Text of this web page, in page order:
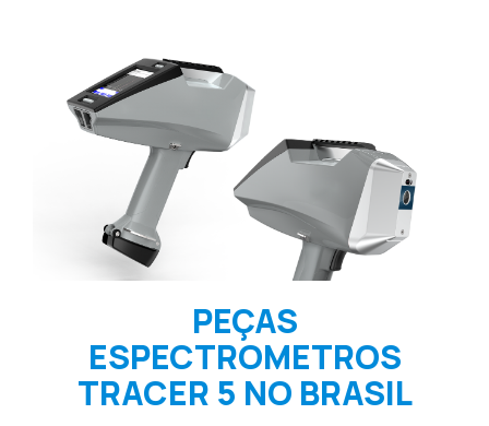
PEÇAS
ESPECTROMETROS
TRACER 5 NO BRASIL